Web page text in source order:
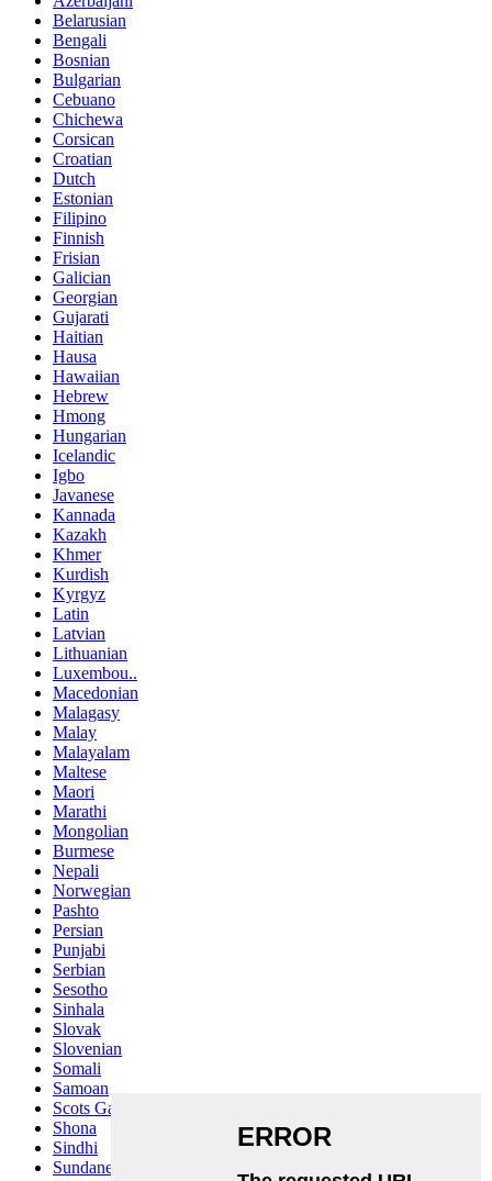
Belarusian
Bengali
Bosnian
Bulgarian
Cebuano
Chichewa
Corsican
Croatian
Dutch
Estonian
Filipino
Finnish
Frisian
Galician
Georgian
Gujarati
Haitian
Hausa
Hawaiian
Hebrew
Hmong
Hungarian
Icelandic
Igbo
Javanese
Kannada
Kazakh
Khmer
Kurdish
Kyrgyz
Latin
Latvian
Lithuanian
Luxembou..
Macedonian
Malagasy
Malay
Malayalam
Maltese
Maori
Marathi
Mongolian
Burmese
Nepali
Norwegian
Pashto
Persian
Punjabi
Serbian
Sesotho
Sinhala
Slovak
Slovenian
Somali
Samoan
Scots Gaelic
Shona
Sindhi
Sundanese